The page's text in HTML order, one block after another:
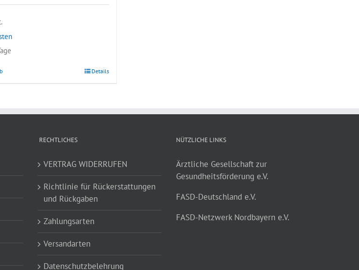
Details
RECHTLICHES
VERTRAG WIDERRUFEN
Richtlinie für Rückerstattungen
und Rückgaben
Zahlungsarten
Versandarten
Datenschutzbelehrung
NÜTZLICHE LINKS
Ärztliche Gesellschaft zur
Gesundheitsförderung e.V.
FASD-Deutschland e.V.
FASD-Netzwerk Nordbayern e.V.